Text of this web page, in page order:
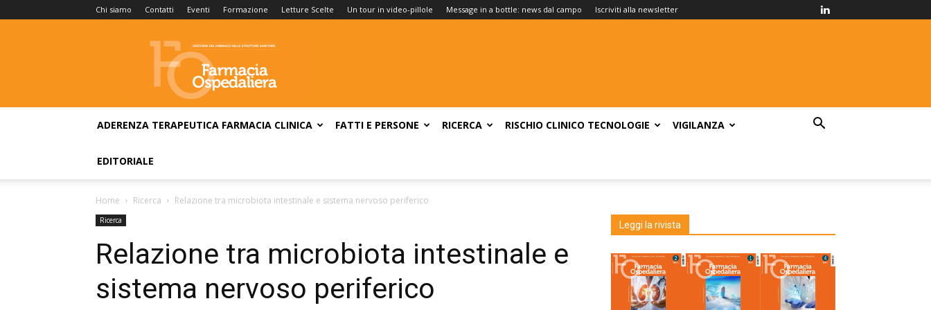
Chi siamo Contatti Eventi Formazione Letture Scelte Un tour in video-pillole Message in a bottle: news dal campo Iscriviti alla newsletter
Farmacia
Ospedaliera
ADERENZA TERAPEUTICA FARMACIA CLINICA FATTI E PERSONE RICERCA RISCHIO CLINICO TECNOLOGIE VIGILANZA
EDITORIALE
Home Ricerca Relazione tra microbiota intestinale e sistema nervoso periferico
Ricerca
Relazione tra microbiota intestinale e
sistema nervoso periferico
Leggi la rivista